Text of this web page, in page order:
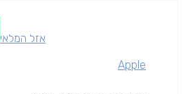
אזל המלאי
Apple